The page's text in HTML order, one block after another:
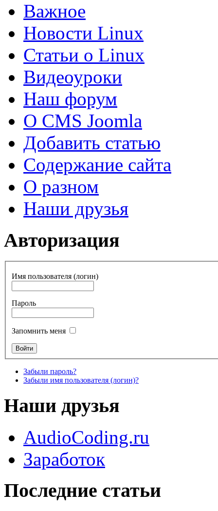
Важное
Новости Linux
Статьи о Linux
Видеоуроки
Наш форум
О CMS Joomla
Добавить статью
Содержание сайта
О разном
Наши друзья
Авторизация
Имя пользователя (логин)
Пароль
Запомнить меня
Забыли пароль?
Забыли имя пользователя (логин)?
Наши друзья
AudioCoding.ru
Заработок
Последние статьи